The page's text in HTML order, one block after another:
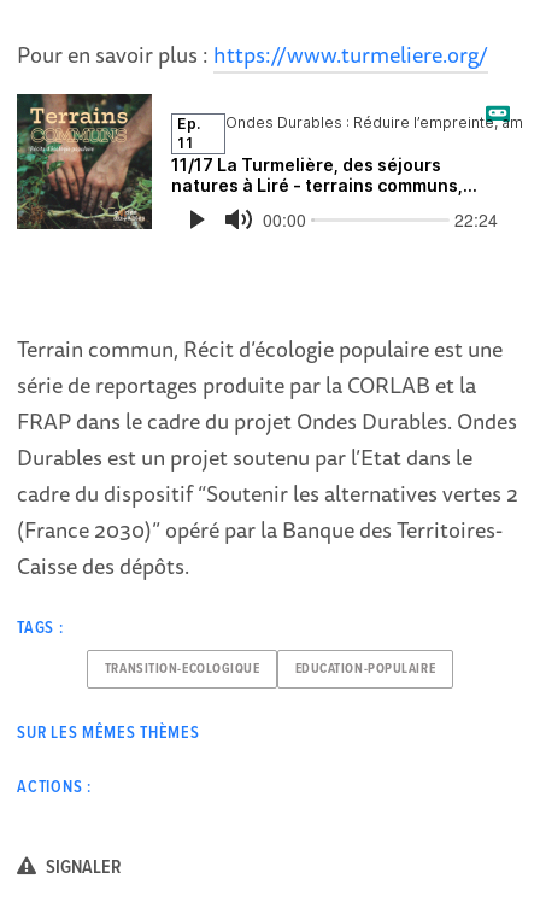
Pour en savoir plus : https://www.turmeliere.org/
Terrain commun, Récit d’écologie populaire est une
série de reportages produite par la CORLAB et la
FRAP dans le cadre du projet Ondes Durables. Ondes
Durables est un projet soutenu par l’Etat dans le
cadre du dispositif “Soutenir les alternatives vertes 2
(France 2030)” opéré par la Banque des Territoires-
Caisse des dépôts.
TAGS :
TRANSITION-ECOLOGIQUE EDUCATION-POPULAIRE
SUR LES MÊMES THÈMES
ACTIONS :
SIGNALER